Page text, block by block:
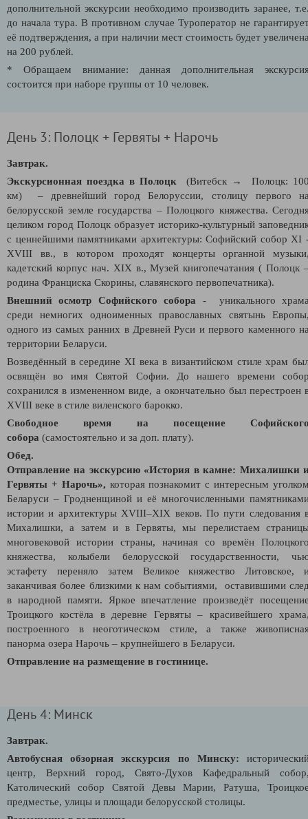
дополнительной экскурсии необходимо производить заранее,
до начала тура. В противном случае Туроператор не
её подтверждения, а при наличии мест стоимость будет
на 200 рублей.
* Обращаем внимание: данная дополнительная
состоится при наборе группы от 10 человек.
День 3: Полоцк + Гервяты + Нарочь
Завтрак.
Экскурсионная поездка в Полоцк (Витебск → Полоцк:
км) – древнейший город Белоруссии, столицу первого
белорусской земле государства – Полоцкого княжества.
целиком город Полоцк образует историко-культурный
с ценнейшими памятниками архитектуры: Софийский собор XI
XVIII вв., в котором проходят концерты органной
кадетский корпус нач. XIX в., Музей книгопечатания ( Полоцк
родина Франциска Скорины, славянского первопечатника).
Внешний осмотр Софийского собора
- уникального
среди немногих одноименных православных святынь
одного из самых ранних в Древней Руси и первого каменного
территории Беларуси.
Возведённый в середине XI века в византийском стиле храм
освящён во имя Святой Софии. До нашего времени
сохранился в измененном виде, а окончательно был перестроен
XVIII веке в стиле виленского барокко.
Свободное время на посещение
собора (самостоятельно и за доп. плату).
Обед.
Отправление на экскурсию«История в камне: Михалишки
Гервяты + Нарочь», которая познакомит с интересным
Беларуси – Гродненщиной и её многочисленными
истории и архитектуры ХVІІІ–ХІХ веков. По пути следования
Михалишки, а затем и в Гервяты, мы перелистаем
многовековой истории страны, начиная со времён
княжества, колыбели белорусской государственности,
эстафету переняло затем Великое княжество Литовское,
заканчивая более близкими к нам событиями, оставившими
в народной памяти. Яркое впечатление произведёт
Троицкого костёла в деревне Гервяты – красивейшего
построенного в неоготическом стиле, а также
панорма озера Нарочь – крупнейшего в Беларуси.
Отправление на размещение в гостинице.
День 4: Минск
Завтрак.
Автобусная обзорная экскурсия по Минску:
центр, Верхний город, Свято-Духов Кафедральный
Католический собор Святой Девы Марии, Ратуша,
предместье, улицы и площади белорусской столицы.